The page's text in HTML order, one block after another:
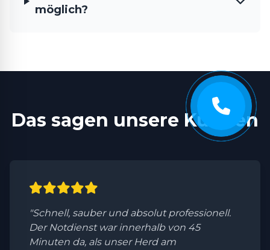
möglich?
Das sagen unsere Kunden
"Schnell, sauber und absolut professionell.
Der Notdienst war innerhalb von 45
Minuten da, als unser Herd am